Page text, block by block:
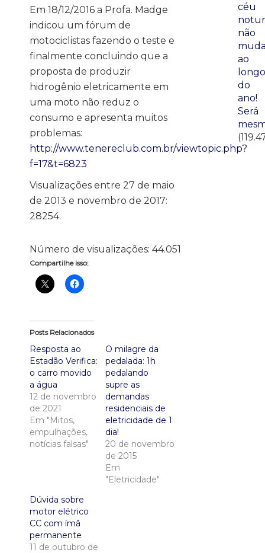
Em 18/12/2016 a Profa. Madge
indicou um fórum de
motociclistas fazendo o teste e
finalmente concluindo que a
proposta de produzir
hidrogênio eletricamente em
uma moto não reduz o
consumo e apresenta muitos
problemas:
http://www.tenereclub.com.br/viewtopic.php?
f=17&t=6823
Visualizações entre 27 de maio
de 2013 e novembro de 2017:
28254.
Número de visualizações: 44.051
Compartilhe isso:
Posts Relacionados
Resposta ao
Estadão Verifica:
o carro movido
a água
12 de novembro
de 2021
Em "Mitos,
empulhações,
notícias falsas"
O milagre da
pedalada: 1h
pedalando
supre as
demandas
residenciais de
eletricidade de 1
dia!
20 de novembro
de 2015
Em
"Eletricidade"
Dúvida sobre
motor elétrico
CC com ímã
permanente
11 de outubro de
céu
não
ao
longo
do
ano!
Será